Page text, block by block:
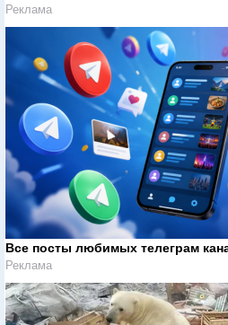
Реклама
Все посты любимых телеграм
Реклама